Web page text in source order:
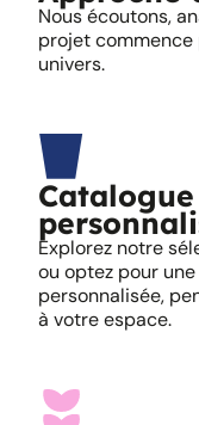
Nous écoutons,
projet commence
univers.
Explorez notre
ou optez pour
personnalisée,
à votre espace.